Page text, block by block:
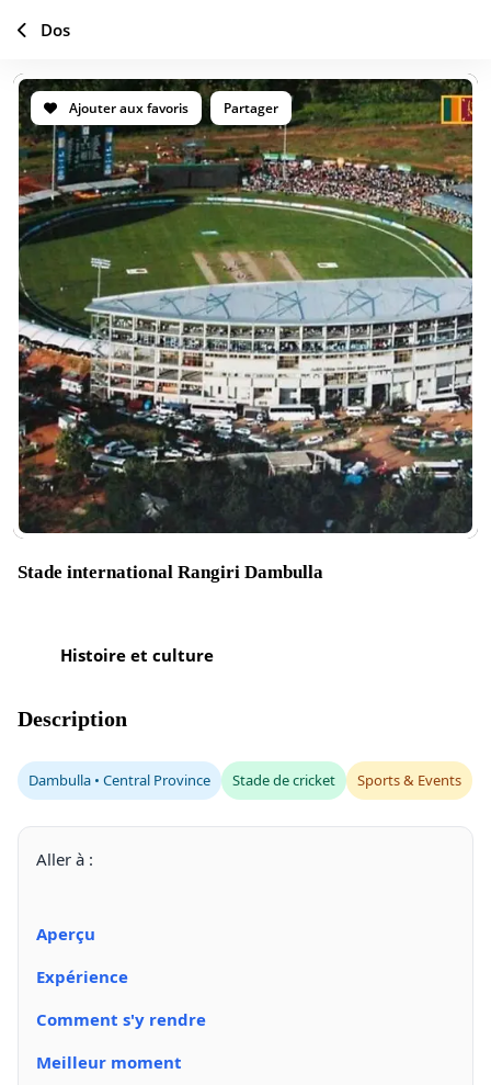
Ajouter aux favoris Partager
Stade international Rangiri Dambulla
Histoire et culture
Description
Dambulla • Central Province Stade de cricket Sports & Events
Aller à :
Aperçu
Expérience
Comment s'y rendre
Meilleur moment
Dos